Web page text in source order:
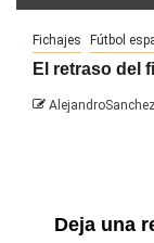
Fichajes Fútbol
El retraso del
Deja una